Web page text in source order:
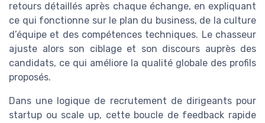
retours détaillés après chaque échange, en expliquant
ce qui fonctionne sur le plan du business, de la culture
d’équipe et des compétences techniques. Le chasseur
ajuste alors son ciblage et son discours auprès des
candidats, ce qui améliore la qualité globale des profils
proposés.
Dans une logique de recrutement de dirigeants pour
startup ou scale up, cette boucle de feedback rapide